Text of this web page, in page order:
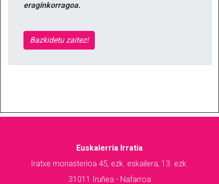
eraginkorragoa.
Bazkidetu zaitez!
Euskalerria Irratia
Iratxe monasterioa 45, ezk. eskailera, 13. ezk.
31011 Iruñea - Nafarroa